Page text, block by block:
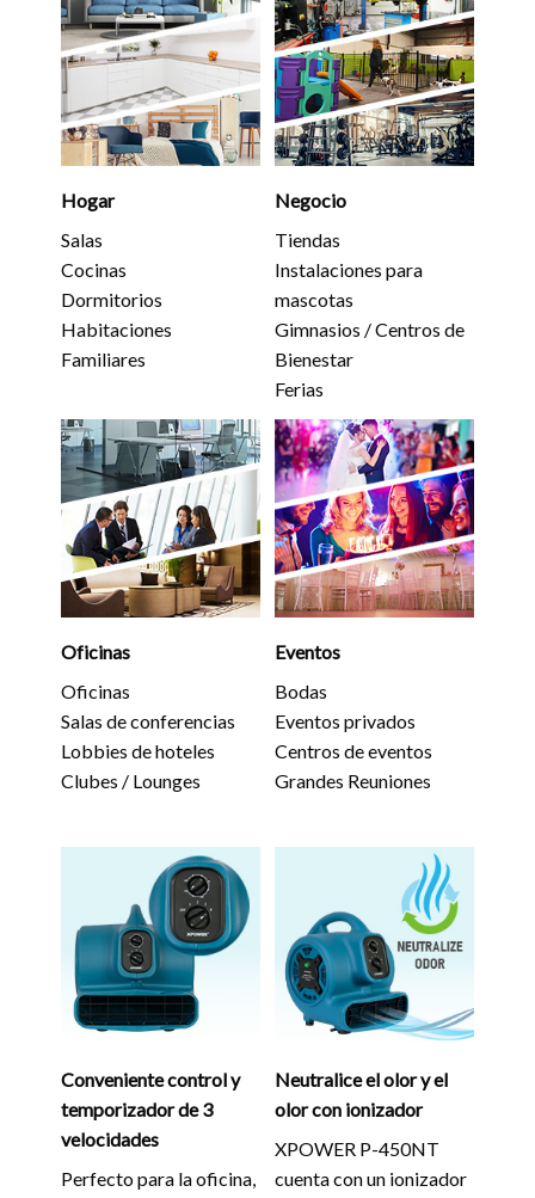
Hogar
Salas
Cocinas
Dormitorios
Habitaciones
Familiares
Negocio
Tiendas
Instalaciones para
mascotas
Gimnasios / Centros de
Bienestar
Ferias
Oficinas
Oficinas
Salas de conferencias
Lobbies de hoteles
Clubes / Lounges
Eventos
Bodas
Eventos privados
Centros de eventos
Grandes Reuniones
Conveniente control y
temporizador de 3
velocidades
Perfecto para la oficina,
Neutralice el olor y el
olor con ionizador
XPOWER P-450NT
cuenta con un ionizador